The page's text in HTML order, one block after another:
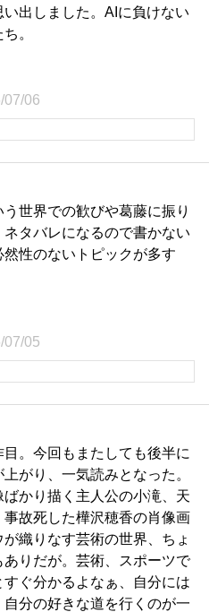
出しました。AIに負けない
。
07/06
世界での歓びや葛藤に振り
タバレになるので書かない
性のないトピックが多す
07/05
。今回もまたしても後半に
がり、一気読みとなった。
かり描く主人公の小滝、天
故死した樺沢穂香の肖像画
織りなす芸術の世界、ちょ
ありだが。芸術、スポーツで
すぐ分かるよなぁ、自分には
分の好きな道を行くのが一